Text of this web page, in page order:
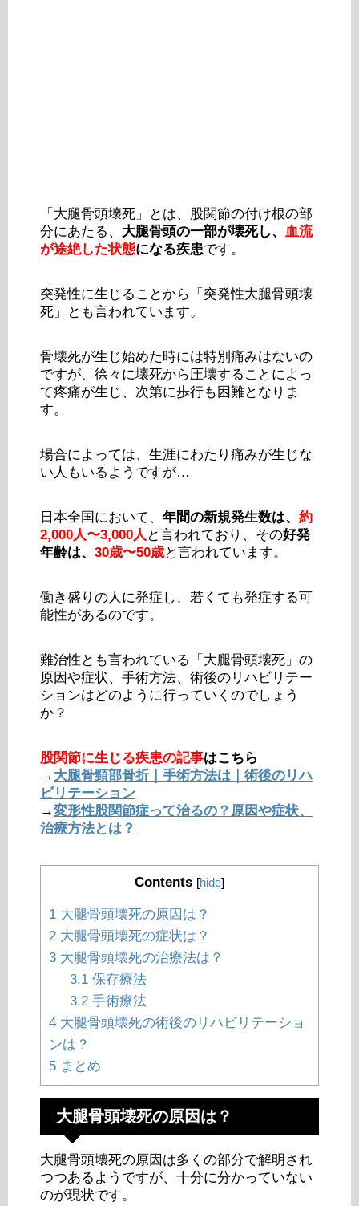
「大腿骨頭壊死」とは、股関節の付け根の部
分にあたる、 大腿骨頭の一部が壊死し、
血流
が途絶した状態になる疾患です。
突発性に生じることから「突発性大腿骨頭壊
死」とも言われています。
骨壊死が生じ始めた時には特別痛みはないの
ですが、徐々に壊死から圧壊することによっ
て疼痛が生じ、次第に歩行も困難となりま
す。
場合によっては、生涯にわたり痛みが生じな
い人もいるようですが…
日本全国において、 年間の新規発生数は、 約
2,000人〜3,000人 と言われており、その好発
年齢は、 30歳〜50歳と言われています。
働き盛りの人に発症し、若くても発症する可
能性があるのです。
難治性とも言われている「大腿骨頭壊死」の
原因や症状、手術方法、術後のリハビリテー
ションはどのように行っていくのでしょう
か？
股関節に生じる疾患の記事はこちら
→ 大腿骨頸部骨折｜手術方法は｜術後のリハ
ビリテーション
→変形性股関節症って治るの？原因や症状、
治療方法とは？
Contents [hide]
1 大腿骨頭壊死の原因は？
2 大腿骨頭壊死の症状は？
3 大腿骨頭壊死の治療法は？
3.1保存療法
3.2手術療法
4 大腿骨頭壊死の術後のリハビリテーショ
ンは？
5 まとめ
大腿骨頭壊死の原因は？
大腿骨頭壊死の原因は多くの部分で解明され
つつあるようですが、十分に分かっていない
のが現状です。